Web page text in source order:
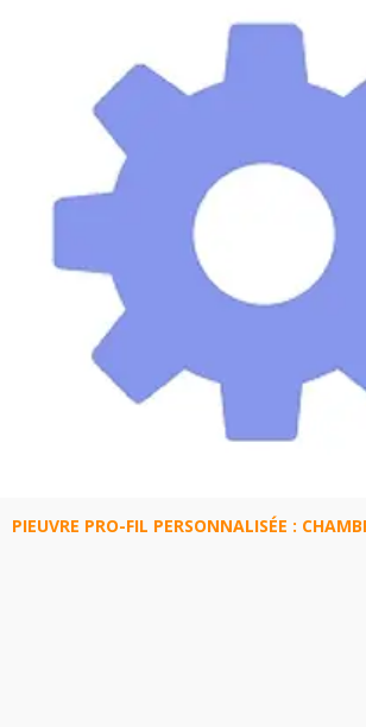
PIEUVRE PRO-FIL PERSONNALISÉE :